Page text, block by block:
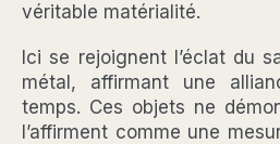
véritable matérialité.
Ici se rejoignent l’éclat du
métal, affirmant une
temps. Ces objets ne
l’affirment comme une